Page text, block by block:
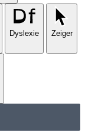
Dyslexie Zeiger